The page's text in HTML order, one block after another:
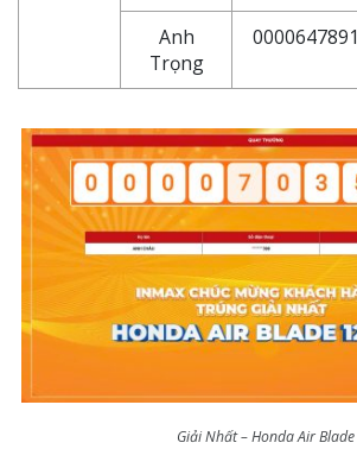
Anh
Trọng
0000647891
Giải Nhất – Honda Air Blade